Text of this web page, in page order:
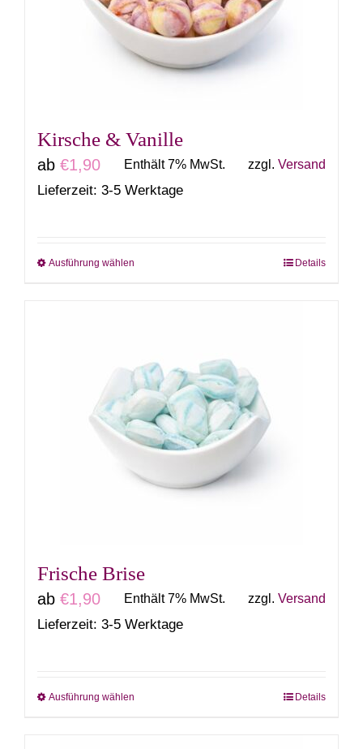
können
auf
der
werden
Kirsche & Vanille
ab €1,90 Enthält 7% MwSt. zzgl. Versand
Lieferzeit: 3-5 Werktage
Ausführung wählen
Varianten
auf.
Die
Optionen
auf
werden
Details
Frische Brise
ab €1,90 Enthält 7% MwSt. zzgl. Versand
Lieferzeit: 3-5 Werktage
Ausführung wählen Details